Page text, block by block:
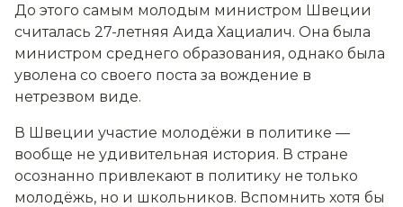
До этого самым молодым министром Швеции
считалась 27-летняя Аида Хациалич. Она была
министром среднего образования, однако была
уволена со своего поста за вождение в
нетрезвом виде.
В Швеции участие молодёжи в политике —
вообще не удивительная история. В стране
осознанно привлекают в политику не только
молодёжь, но и школьников. Вспомнить хотя бы